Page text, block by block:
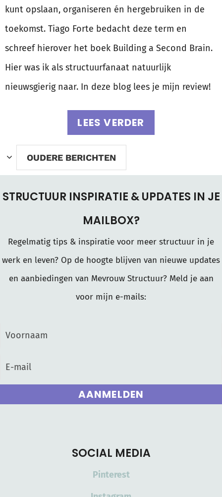
kunt opslaan, organiseren én hergebruiken in de
toekomst. Tiago Forte bedacht deze term en
schreef hierover het boek Building a Second Brain.
Hier was ik als structuurfanaat natuurlijk
nieuwsgierig naar. In deze blog lees je mijn review!
LEES VERDER
OUDERE BERICHTEN
STRUCTUUR INSPIRATIE & UPDATES IN JE
MAILBOX?
Regelmatig tips & inspiratie voor meer structuur in je
werk en leven? Op de hoogte blijven van nieuwe updates
en aanbiedingen van Mevrouw Structuur? Meld je aan
voor mijn e-mails:
AANMELDEN
SOCIAL MEDIA
Pinterest